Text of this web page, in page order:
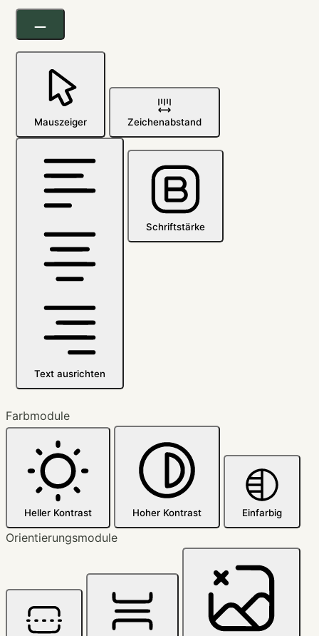
Mauszeiger Zeichenabstand
Text ausrichten
Schriftstärke
Farbmodule
Heller Kontrast Hoher Kontrast Einfarbig
Orientierungsmodule